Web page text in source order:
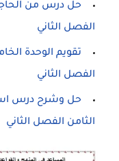
حل درس من الحاجة
الفصل الثاني
تقويم الوحدة
الفصل الثاني
حل وشرح درس
الثامن الفصل الثاني